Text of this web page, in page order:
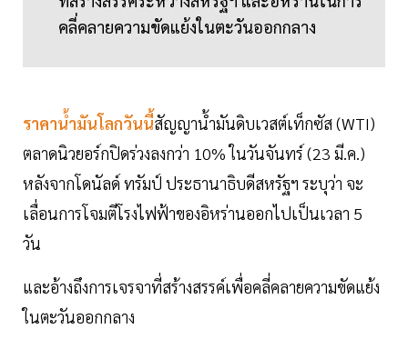
คลี่คลายความขัดแย้งในตะวันออกกลาง
ราคาน้ำมันโลกวันนี้สัญญาน้ำมันดิบเวสต์เท็กซัส (WTI)
ตลาดนิวยอร์กปิดร่วงลงกว่า 10% ในวันจันทร์ (23 มี.ค.)
หลังจากโดนัลด์ ทรัมป์ ประธานาธิบดีสหรัฐฯ ระบุว่า จะ
เลื่อนการโจมตีโรงไฟฟ้าของอิหร่านออกไปเป็นเวลา 5
วัน
และอ้างถึงการเจรจาที่สร้างสรรค์เพื่อคลี่คลายความขัดแย้ง
ในตะวันออกกลาง